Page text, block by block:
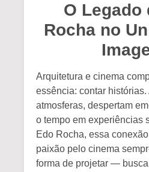
O Legado
Rocha no
Arquitetura e cinema
essência: contar histórias.
atmosferas, despertam
o tempo em experiências
Edo Rocha, essa
paixão pelo cinema
forma de projetar —